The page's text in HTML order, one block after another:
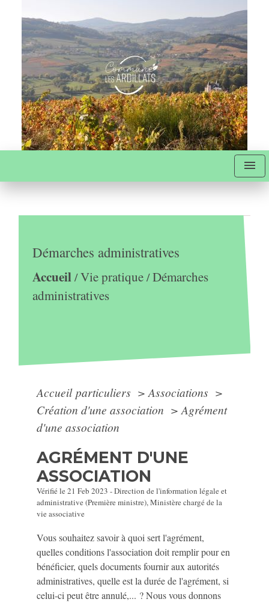
menu
Démarches administratives
Accueil/Vie pratique/Démarches
administratives
Accueil particuliers > Associations >
Création d'une association > Agrément
d'une association
AGRÉMENT D'UNE
ASSOCIATION
Vérifié le 21 Feb 2023 - Direction de l'information légale et
administrative (Première ministre), Ministère chargé de la
vie associative
Vous souhaitez savoir à quoi sert l'agrément,
quelles conditions l'association doit remplir pour en
bénéficier, quels documents fournir aux autorités
administratives, quelle est la durée de l'agrément, si
celui-ci peut être annulé,... ? Nous vous donnons